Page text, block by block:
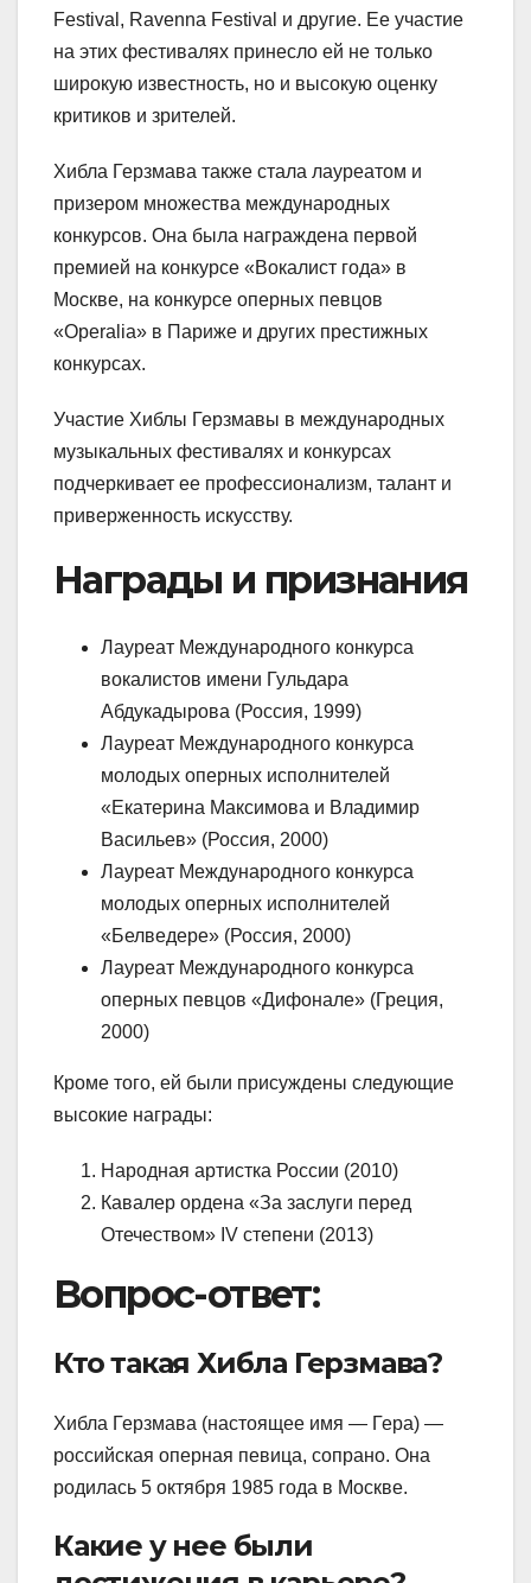
Festival, Ravenna Festival и другие. Ее участие
на этих фестивалях принесло ей не только
широкую известность, но и высокую оценку
критиков и зрителей.
Хибла Герзмава также стала лауреатом и
призером множества международных
конкурсов. Она была награждена первой
премией на конкурсе «Вокалист года» в
Москве, на конкурсе оперных певцов
«Operalia» в Париже и других престижных
конкурсах.
Участие Хиблы Герзмавы в международных
музыкальных фестивалях и конкурсах
подчеркивает ее профессионализм, талант и
приверженность искусству.
Награды и признания
Лауреат Международного конкурса
вокалистов имени Гульдара
Абдукадырова (Россия, 1999)
Лауреат Международного конкурса
молодых оперных исполнителей
«Екатерина Максимова и Владимир
Васильев» (Россия, 2000)
Лауреат Международного конкурса
молодых оперных исполнителей
«Белведере» (Россия, 2000)
Лауреат Международного конкурса
оперных певцов «Дифонале» (Греция,
2000)
Кроме того, ей были присуждены следующие
высокие награды:
Народная артистка России (2010)
Кавалер ордена «За заслуги перед
Отечеством» IV степени (2013)
Вопрос-ответ:
Кто такая Хибла Герзмава?
Хибла Герзмава (настоящее имя — Гера) —
российская оперная певица, сопрано. Она
родилась 5 октября 1985 года в Москве.
Какие у нее были